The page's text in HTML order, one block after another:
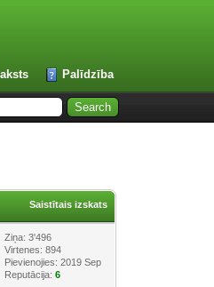
Palīdzība
Saistītais izskats
Ziņa: 3'496
Virtenes: 894
Pievienojies: 2019 Sep
Reputācija:6